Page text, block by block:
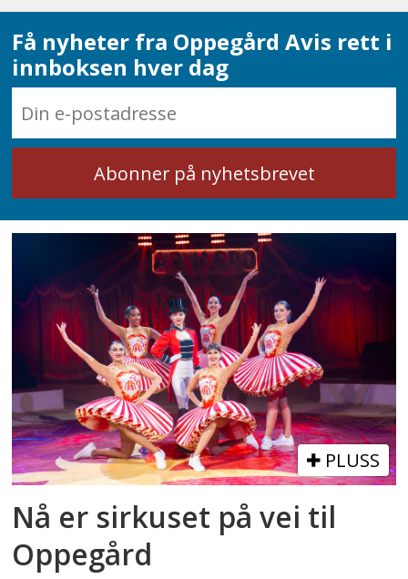
Få nyheter fra Oppegård Avis rett i
innboksen hver dag
PLUSS
Nå er sirkuset på vei til
Oppegård